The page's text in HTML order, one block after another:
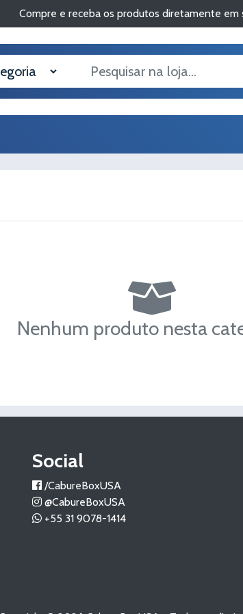
Compre e receba os produtos diretamente em
Nenhum produto nesta
Social
/CabureBoxUSA
@CabureBoxUSA
+55 31 9078-1414